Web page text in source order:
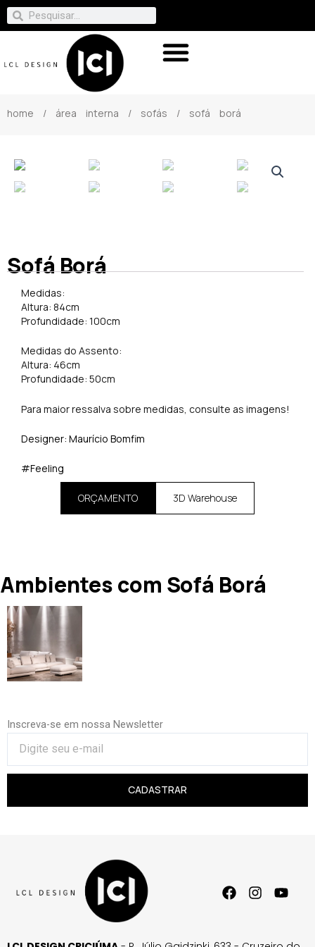
home / área interna / sofás / sofá borá
Sofá Borá
Medidas:
Altura: 84cm
Profundidade: 100cm
Medidas do Assento:
Altura: 46cm
Profundidade: 50cm
Para maior ressalva sobre medidas, consulte as imagens!
Designer: Maurício Bomfim
#Feeling
ORÇAMENTO 3D Warehouse
Ambientes com Sofá Borá
Inscreva-se em nossa Newsletter
CADASTRAR